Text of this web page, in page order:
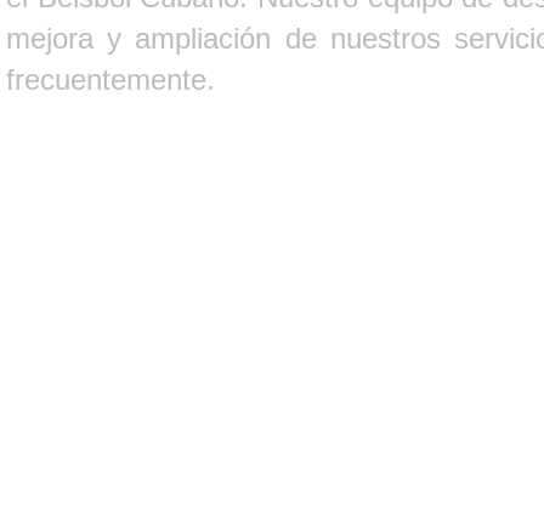
mejora y ampliación de nuestros
frecuentemente.